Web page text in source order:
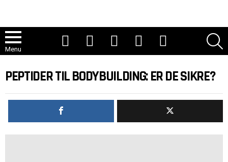
Menu
PEPTIDER TIL BODYBUILDING: ER DE SIKRE?